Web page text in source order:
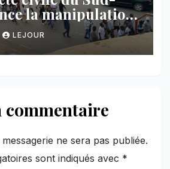
la manipulation
par
LEJOUR
commentaire
ne sera pas publiée.
sont indiqués avec *